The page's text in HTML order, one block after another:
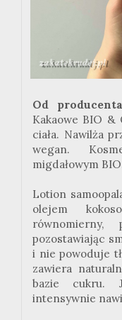
Od
Kakaowe BIO &
ciała. Nawilża
wegan.
migdałowym
Lotion
olejem
pozostawiając
i nie powoduje
zawiera
bazie cukru.
intensywnie